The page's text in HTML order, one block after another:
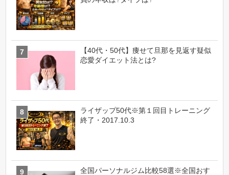
【40代・50代】痩せて旦那を見返す疑似
恋愛ダイエット法とは?
ライザップ50代※第１回目トレーニング
終了・2017.10.3
全国パーソナルジム比較58選※全国おす